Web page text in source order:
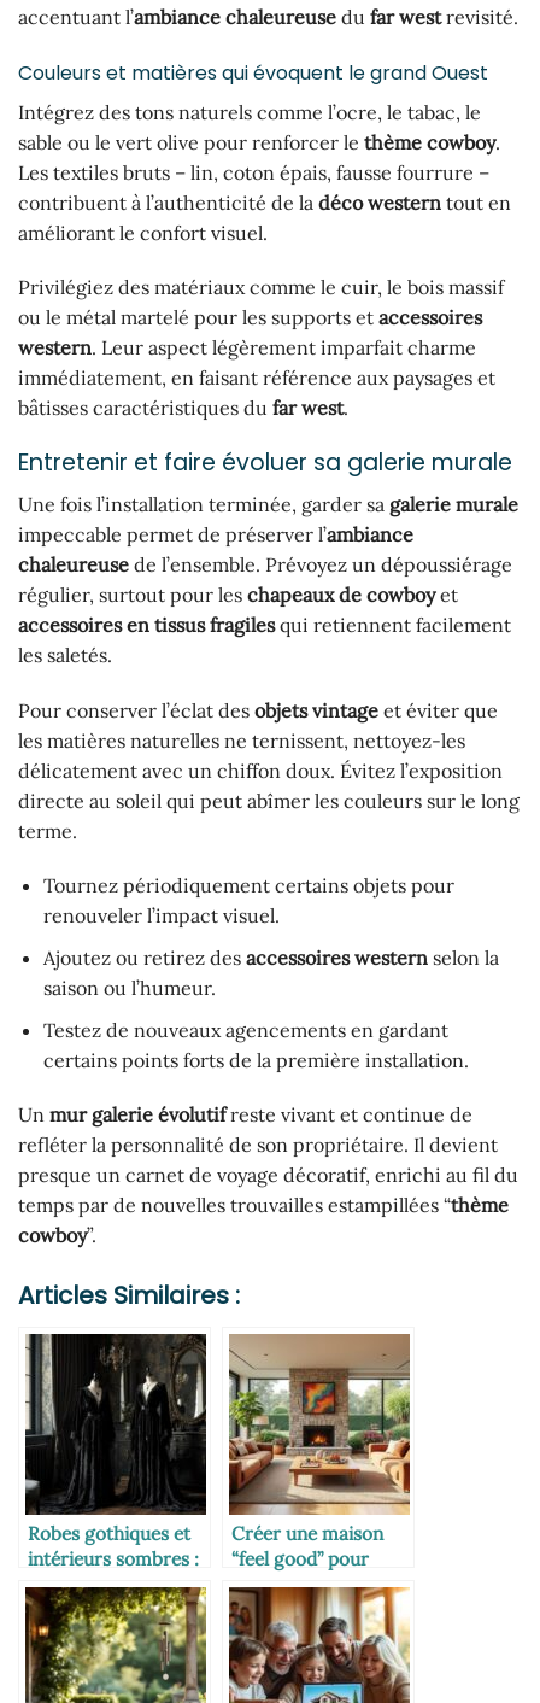
accentuant l’ambiance chaleureuse du far westrevisité.
Couleurs et matières qui évoquent le grand Ouest
Intégrez des tons naturels comme l’ocre, le tabac, le
sable ou le vert olive pour renforcer le thème cowboy.
Les textiles bruts – lin, coton épais, fausse fourrure –
contribuent à l’authenticité de la déco western tout en
améliorant le confort visuel.
Privilégiez des matériaux comme le cuir, le bois massif
ou le métal martelé pour les supports et accessoires
western. Leur aspect légèrement imparfait charme
immédiatement, en faisant référence aux paysages et
bâtisses caractéristiques du far west.
Entretenir et faire évoluer sa galerie murale
Une fois l’installation terminée, garder sa galerie murale
impeccable permet de préserver l’ambiance
chaleureuse de l’ensemble. Prévoyez un dépoussiérage
régulier, surtout pour les chapeaux de cowboyet
accessoires en tissus fragilesqui retiennent facilement
les saletés.
Pour conserver l’éclat des objets vintage et éviter que
les matières naturelles ne ternissent, nettoyez-les
délicatement avec un chiffon doux. Évitez l’exposition
directe au soleil qui peut abîmer les couleurs sur le long
terme.
Tournez périodiquement certains objets pour
renouveler l’impact visuel.
Ajoutez ou retirez des accessoires westernselon la
saison ou l’humeur.
Testez de nouveaux agencements en gardant
certains points forts de la première installation.
Un mur galerie évolutifreste vivant et continue de
refléter la personnalité de son propriétaire. Il devient
presque un carnet de voyage décoratif, enrichi au fil du
temps par de nouvelles trouvailles estampillées “thème
cowboy”.
Articles Similaires :
Robes gothiques et
intérieurs sombres :
comment créer un
dressing digne d’un
manoir victorien
Créer une maison
“feel good” pour
toutes les
générations